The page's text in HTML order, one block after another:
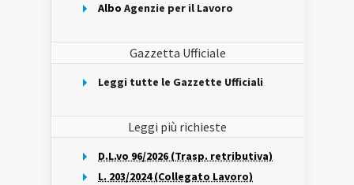
Albo Agenzie per il Lavoro
Gazzetta Ufficiale
Leggi tutte le Gazzette Ufficiali
Leggi più richieste
D.L.vo 96/2026 (Trasp. retributiva)
L. 203/2024 (Collegato Lavoro)